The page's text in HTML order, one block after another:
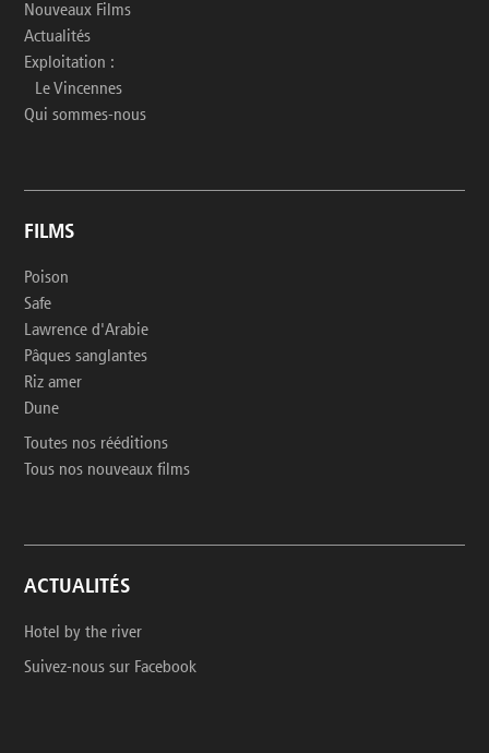
Nouveaux Films
Actualités
Exploitation :
Le Vincennes
Qui sommes-nous
FILMS
Poison
Safe
Lawrence d'Arabie
Pâques sanglantes
Riz amer
Dune
Toutes nos rééditions
Tous nos nouveaux films
ACTUALITÉS
Hotel by the river
Suivez-nous sur Facebook